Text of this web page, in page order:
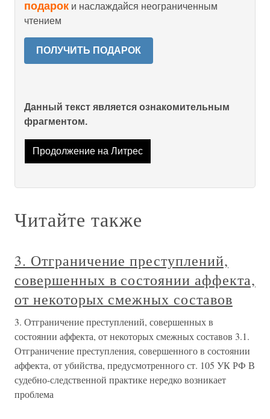
подарок и наслаждайся неограниченным
чтением
ПОЛУЧИТЬ ПОДАРОК
Данный текст является ознакомительным
фрагментом.
Продолжение на Литрес
Читайте также
3. Отграничение преступлений,
совершенных в состоянии аффекта,
от некоторых смежных составов
3. Отграничение преступлений, совершенных в
состоянии аффекта, от некоторых смежных составов 3.1.
Отграничение преступления, совершенного в состоянии
аффекта, от убийства, предусмотренного ст. 105 УК РФ В
судебно-следственной практике нередко возникает
проблема